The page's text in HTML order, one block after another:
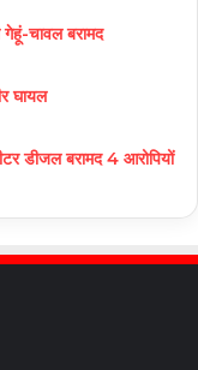
गेहूं-चावल बरामद
घायल
डीजल बरामद 4 आरोपियों